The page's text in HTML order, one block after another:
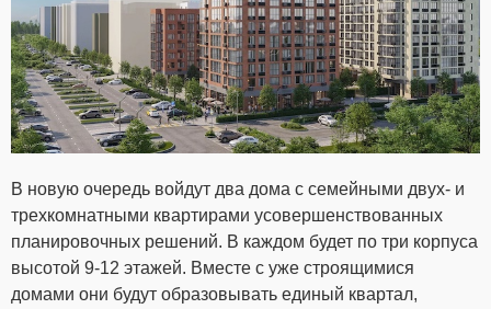
В новую очередь войдут два дома с семейными двух- и
трехкомнатными квартирами усовершенствованных
планировочных решений. В каждом будет по три корпуса
высотой 9-12 этажей. Вместе с уже строящимися
домами они будут образовывать единый квартал,